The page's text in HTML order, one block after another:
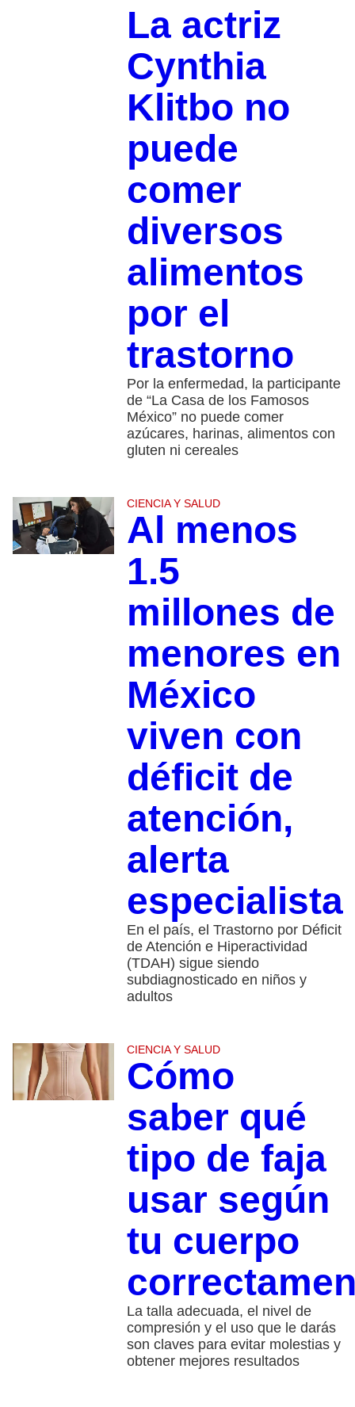
La actriz
Cynthia
Klitbo no
puede
comer
diversos
alimentos
por el
trastorno
Por la enfermedad, la participante
de “La Casa de los Famosos
México” no puede comer
azúcares, harinas, alimentos con
gluten ni cereales
CIENCIA Y SALUD
Al menos
1.5
millones de
menores en
México
viven con
déficit de
atención,
alerta
especialista
En el país, el Trastorno por Déficit
de Atención e Hiperactividad
(TDAH) sigue siendo
subdiagnosticado en niños y
adultos
CIENCIA Y SALUD
Cómo
saber qué
tipo de faja
usar según
tu cuerpo
La talla adecuada, el nivel de
compresión y el uso que le darás
son claves para evitar molestias y
obtener mejores resultados